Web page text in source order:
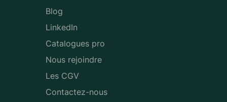
Blog
LinkedIn
Catalogues pro
Nous rejoindre
Les CGV
Contactez-nous